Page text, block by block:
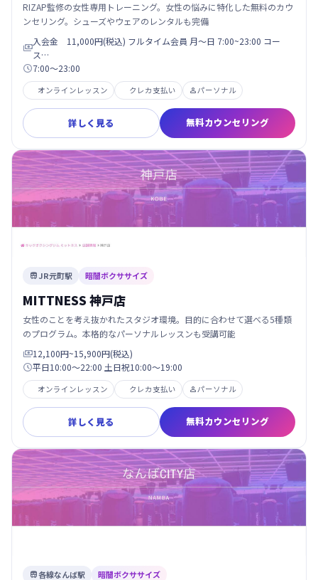
RIZAP監修の女性専用トレーニング。女性の悩みに特化した無料のカウ
ンセリング。シューズやウェアのレンタルも完備

入会金 11,000円(税込) フルタイム会員 月〜日 7:00~23:00 コー
ス…
7:00〜23:00
オンラインレッスン クレカ支払い パーソナル
詳しく見る 無料カウンセリング
 JR元町駅 暗闇ボクササイズ
MITTNESS 神戸店
女性のことを考え抜かれたスタジオ環境。目的に合わせて選べる5種類
のプログラム。本格的なパーソナルレッスンも受講可能
12,100円~15,900円(税込)
平日10:00～22:00 土日祝10:00～19:00
オンラインレッスン クレカ支払い パーソナル
詳しく見る 無料カウンセリング
各線なんば駅 暗闇ボクササイズ